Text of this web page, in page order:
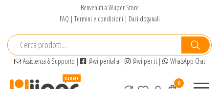
contenuto
Benvenuti a Wiiper Store
FAQ | Termini e condizioni | Dazi doganali
Assistenza & Supporto | @wiiperitalia | @wiiper.it| WhatsApp Chat
0